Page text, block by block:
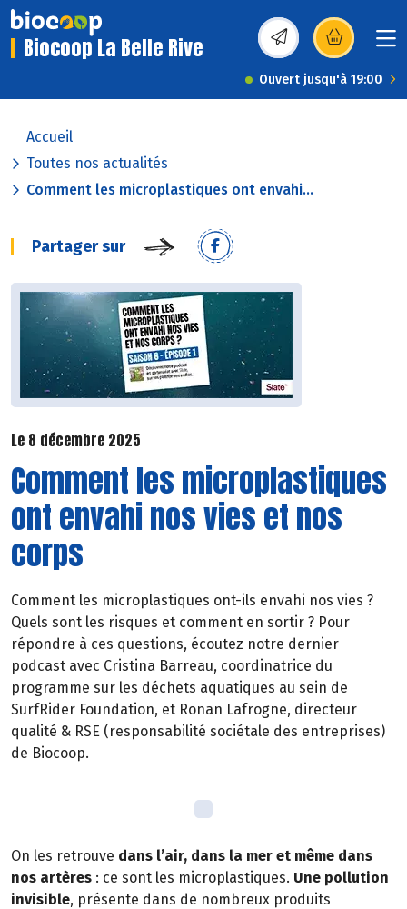
Biocoop La Belle Rive (s’ouvre dans une
Ouvert jusqu'à 19:00
Accueil
Toutes nos actualités
Comment les microplastiques ont envahi...
Partager sur
Le 8 décembre 2025
Comment les microplastiques
ont envahi nos vies et nos
corps
Comment les microplastiques ont-ils envahi nos vies ?
Quels sont les risques et comment en sortir ? Pour
répondre à ces questions, écoutez notre dernier
podcast avec Cristina Barreau, coordinatrice du
programme sur les déchets aquatiques au sein de
SurfRider Foundation, et Ronan Lafrogne, directeur
qualité & RSE (responsabilité sociétale des entreprises)
de Biocoop.
On les retrouve dans l’air, dans la mer et même dans
nos artères : ce sont les microplastiques. Une pollution
invisible, présente dans de nombreux produits